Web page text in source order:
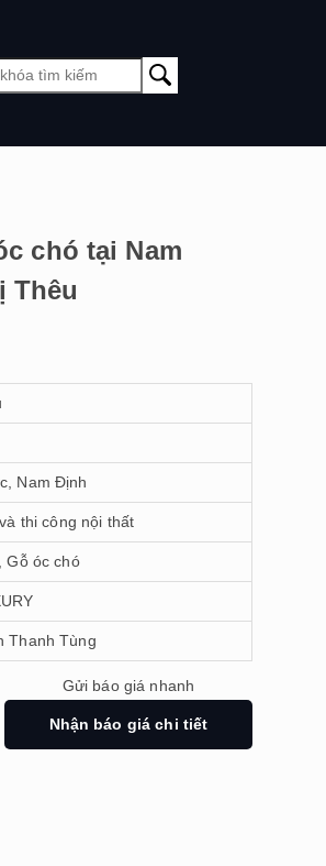
chó tại Nam
Thêu
Nam Định
thi công nội thất
Gỗ óc chó
Thanh Tùng
Gửi báo giá nhanh
Nhận báo giá chi tiết